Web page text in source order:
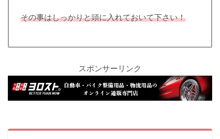
その事はしっかりと頭に入れておいて下さい！
スポンサーリンク